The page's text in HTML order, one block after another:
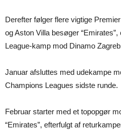
Derefter følger flere vigtige
og Aston Villa besøger
League-kamp mod Dinamo
Januar afsluttes med udekampe
Champions Leagues sidste runde.
Februar starter med et topopgør
“Emirates”, efterfulgt af